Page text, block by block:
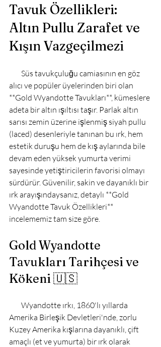
Tavuk Özellikleri:
Altın Pullu Zarafet ve
Kışın Vazgeçilmezi
alıcı ve popüler üyelerinden biri olan
**Gold Wyandotte Tavukları**, kümeslere
adeta bir altın ışıltısı taşır. Parlak altın
sarısı zemin üzerine işlenmiş siyah pullu
(laced) desenleriyle tanınan bu ırk, hem
estetik duruşu hem de kış aylarında bile
devam eden yüksek yumurta verimi
sayesinde yetiştiricilerin favorisi olmayı
sürdürür. Güvenilir, sakin ve dayanıklı bir
ırk arayışındaysanız, detaylı **Gold
Wyandotte Tavuk Özellikleri**
incelememiz tam size göre.
Gold Wyandotte
Tavukları Tarihçesi ve
Kökeni 🇺🇸
Amerika Birleşik Devletleri'nde, zorlu
Kuzey Amerika kışlarına dayanıklı, çift
amaçlı (et ve yumurta) bir ırk olarak